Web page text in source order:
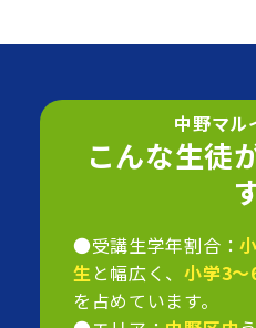
中野マル
こんな生徒
●受講生学年割合：
生 と幅広く、小学3～
を占めています。